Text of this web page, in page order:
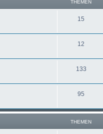
THEMEN
15
12
133
95
THEMEN